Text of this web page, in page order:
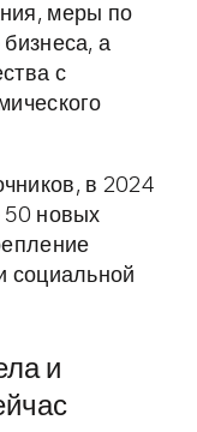
меры по
а
с
в 2024
50 новых
социальной
и